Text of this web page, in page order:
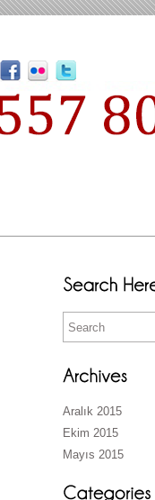
Aralık 2015
Ekim 2015
Mayıs 2015